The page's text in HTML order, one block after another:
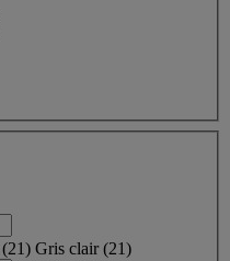
(21) Gris clair(21)